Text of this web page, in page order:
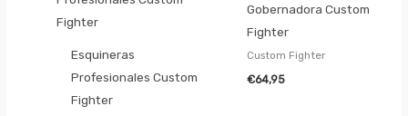
Esquineras
Profesionales Custom
Fighter
Gobernadora Custom
Fighter
Custom Fighter
€64,95